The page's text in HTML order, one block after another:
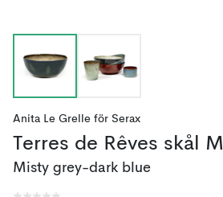
Anita Le Grelle för Serax
Terres de Rêves skål M
Misty grey-dark blue